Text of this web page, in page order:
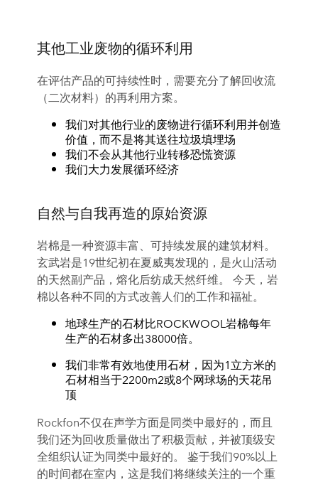
其他工业废物的循环利用
在评估产品的可持续性时，需要充分了解回收流
（二次材料）的再利用方案。
我们对其他行业的废物进行循环利用并创造
价值，而不是将其送往垃圾填埋场
我们不会从其他行业转移恐慌资源
我们大力发展循环经济
自然与自我再造的原始资源
岩棉是一种资源丰富、可持续发展的建筑材料。
玄武岩是19世纪初在夏威夷发现的，是火山活动
的天然副产品，熔化后纺成天然纤维。 今天，岩
棉以各种不同的方式改善人们的工作和福祉。
地球生产的石材比ROCKWOOL岩棉每年
生产的石材多出38000倍。
我们非常有效地使用石材，因为1立方米的
石材相当于2200m2或8个网球场的天花吊
顶
Rockfon不仅在声学方面是同类中最好的，而且
我们还为回收质量做出了积极贡献，并被顶级安
全组织认证为同类中最好的。 鉴于我们90%以上
的时间都在室内，这是我们将继续关注的一个重